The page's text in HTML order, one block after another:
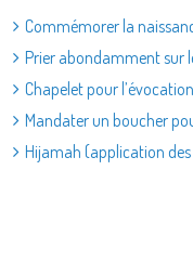
Prier abondamment sur
Chapelet pour
Mandater un boucher
Hijamah (application